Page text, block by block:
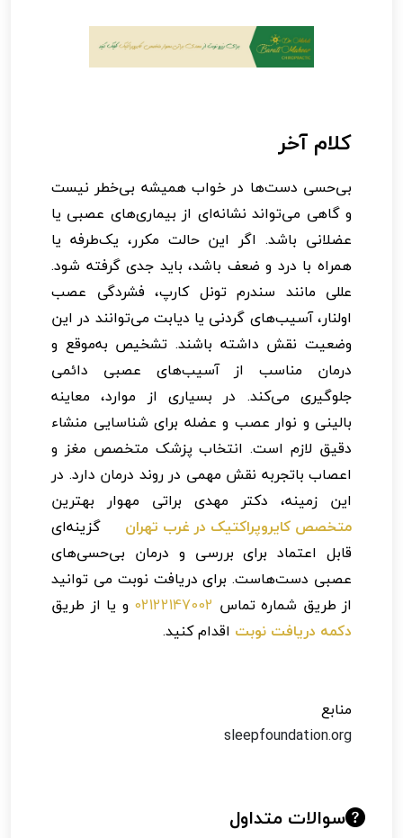
کلام آخر
بی‌حسی دست‌ها در خواب همیشه بی‌خطر نیست
و گاهی می‌تواند نشانه‌ای از بیماری‌های عصبی یا
عضلانی باشد. اگر این حالت مکرر، یک‌طرفه یا
همراه با درد و ضعف باشد، باید جدی گرفته شود.
عللی مانند سندرم تونل کارپ، فشردگی عصب
اولنار، آسیب‌های گردنی یا دیابت می‌توانند در این
وضعیت نقش داشته باشند. تشخیص به‌موقع و
درمان مناسب از آسیب‌های عصبی دائمی
جلوگیری می‌کند. در بسیاری از موارد، معاینه
بالینی و نوار عصب و عضله برای شناسایی منشاء
دقیق لازم است. انتخاب پزشک متخصص مغز و
اعصاب باتجربه نقش مهمی در روند درمان دارد. در
این زمینه، دکتر مهدی براتی مهوار بهترین
متخصص کایروپراکتیک در غرب تهران گزینه‌ای
قابل اعتماد برای بررسی و درمان بی‌حسی‌های
عصبی دست‌هاست. برای دریافت نوبت می توانید
از طریق شماره تماس 02122147002 و یا از طریق
دکمه دریافت نوبت اقدام کنید.
منابع
sleepfoundation.org
سوالات متداول